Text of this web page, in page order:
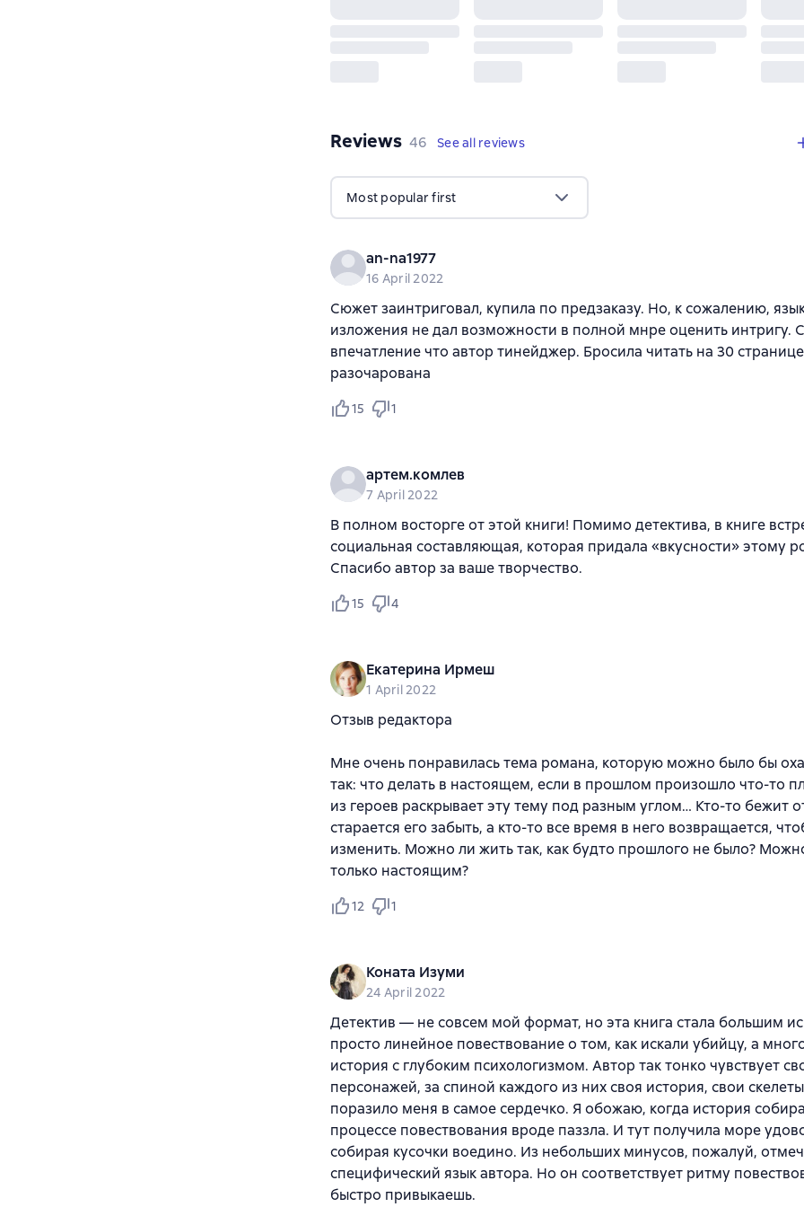
Reviews 46 reviews
46 See all reviews
Most popular first
an-na1977
16 April 2022
Сюжет заинтриговал, купила по предзаказу. Но, к сожалению,
изложения не дал возможности в полной мнре оценить интригу.
впечатление что автор тинейджер. Бросила читать на 30
разочарована
15 1
артем.комлев
7 April 2022
В полном восторге от этой книги! Помимо детектива, в книге
социальная составляющая, которая придала «вкусности» этому
Спасибо автор за ваше творчество.
15 4
Екатерина Ирмеш
1 April 2022
Отзыв редактора
Мне очень понравилась тема романа, которую можно было бы
так: что делать в настоящем, если в прошлом произошло что-то
из героев раскрывает эту тему под разным углом… Кто-то бежит
старается его забыть, а кто-то все время в него возвращается,
изменить. Можно ли жить так, как будто прошлого не было?
только настоящим?
12 1
Коната Изуми
24 April 2022
Детектив — не совсем мой формат, но эта книга стала большим
просто линейное повествование о том, как искали убийцу, а
история с глубоким психологизмом. Автор так тонко чувствует
персонажей, за спиной каждого из них своя история, свои
поразило меня в самое сердечко. Я обожаю, когда история
процессе повествования вроде паззла. И тут получила море
собирая кусочки воедино. Из небольших минусов, пожалуй,
специфический язык автора. Но он соответствует ритму
быстро привыкаешь.